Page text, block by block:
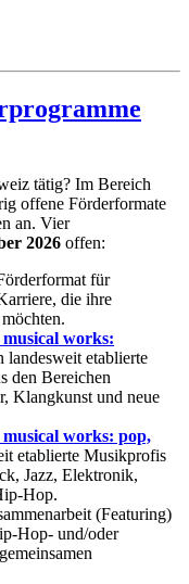
tätig? Im Bereich
offene Förderformate
an. Vier
2026 offen:
für
die ihre
works:
landesweit etablierte
den Bereichen
Klangkunst und neue
works: pop,
etablierte Musikprofis
Jazz, Elektronik,
Hop.
(Featuring)
Hop- und/oder